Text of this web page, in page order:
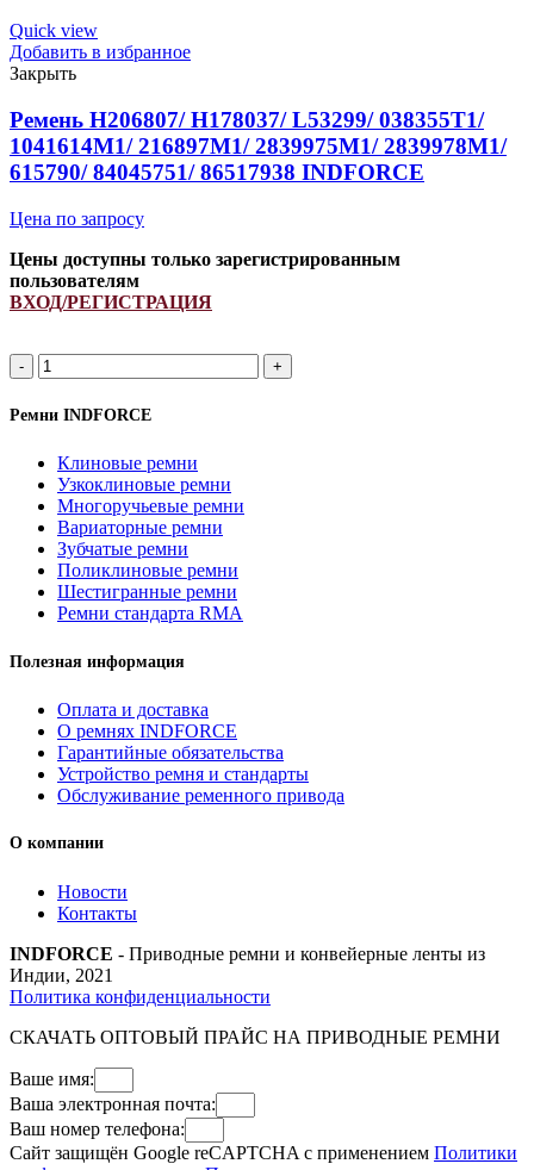
ремень
клиновой
INDFORCE
Strongest
quantity
Quick view
Добавить в избранное
Закрыть
Ремень H206807/ H178037/ L53299/ 038355T1/
1041614M1/ 216897M1/ 2839975M1/ 2839978M1/
615790/ 84045751/ 86517938 INDFORCE
Цена по запросу
Цены доступны только зарегистрированным
пользователям
ВХОД/РЕГИСТРАЦИЯ
Ремень
H206807/
H178037/
L53299/
1041614M1/
216897M1/
2839975M1/
2839978M1/
615790/
84045751/
86517938
INDFORCE
Ремни INDFORCE
Клиновые ремни
Узкоклиновые ремни
Многоручьевые ремни
Вариаторные ремни
Зубчатые ремни
Поликлиновые ремни
Шестигранные ремни
Ремни стандарта RMA
Полезная информация
Оплата и доставка
О ремнях INDFORCE
Гарантийные обязательства
Устройство ремня и стандарты
Обслуживание ременного привода
О компании
Новости
Контакты
INDFORCE - Приводные ремни и конвейерные ленты из
Индии, 2021
Политика конфиденциальности
СКАЧАТЬ ОПТОВЫЙ ПРАЙС НА ПРИВОДНЫЕ РЕМНИ
Ваше имя:
Ваша электронная почта:
Ваш номер телефона:
Сайт защищён Google reCAPTCHA с применением Политики